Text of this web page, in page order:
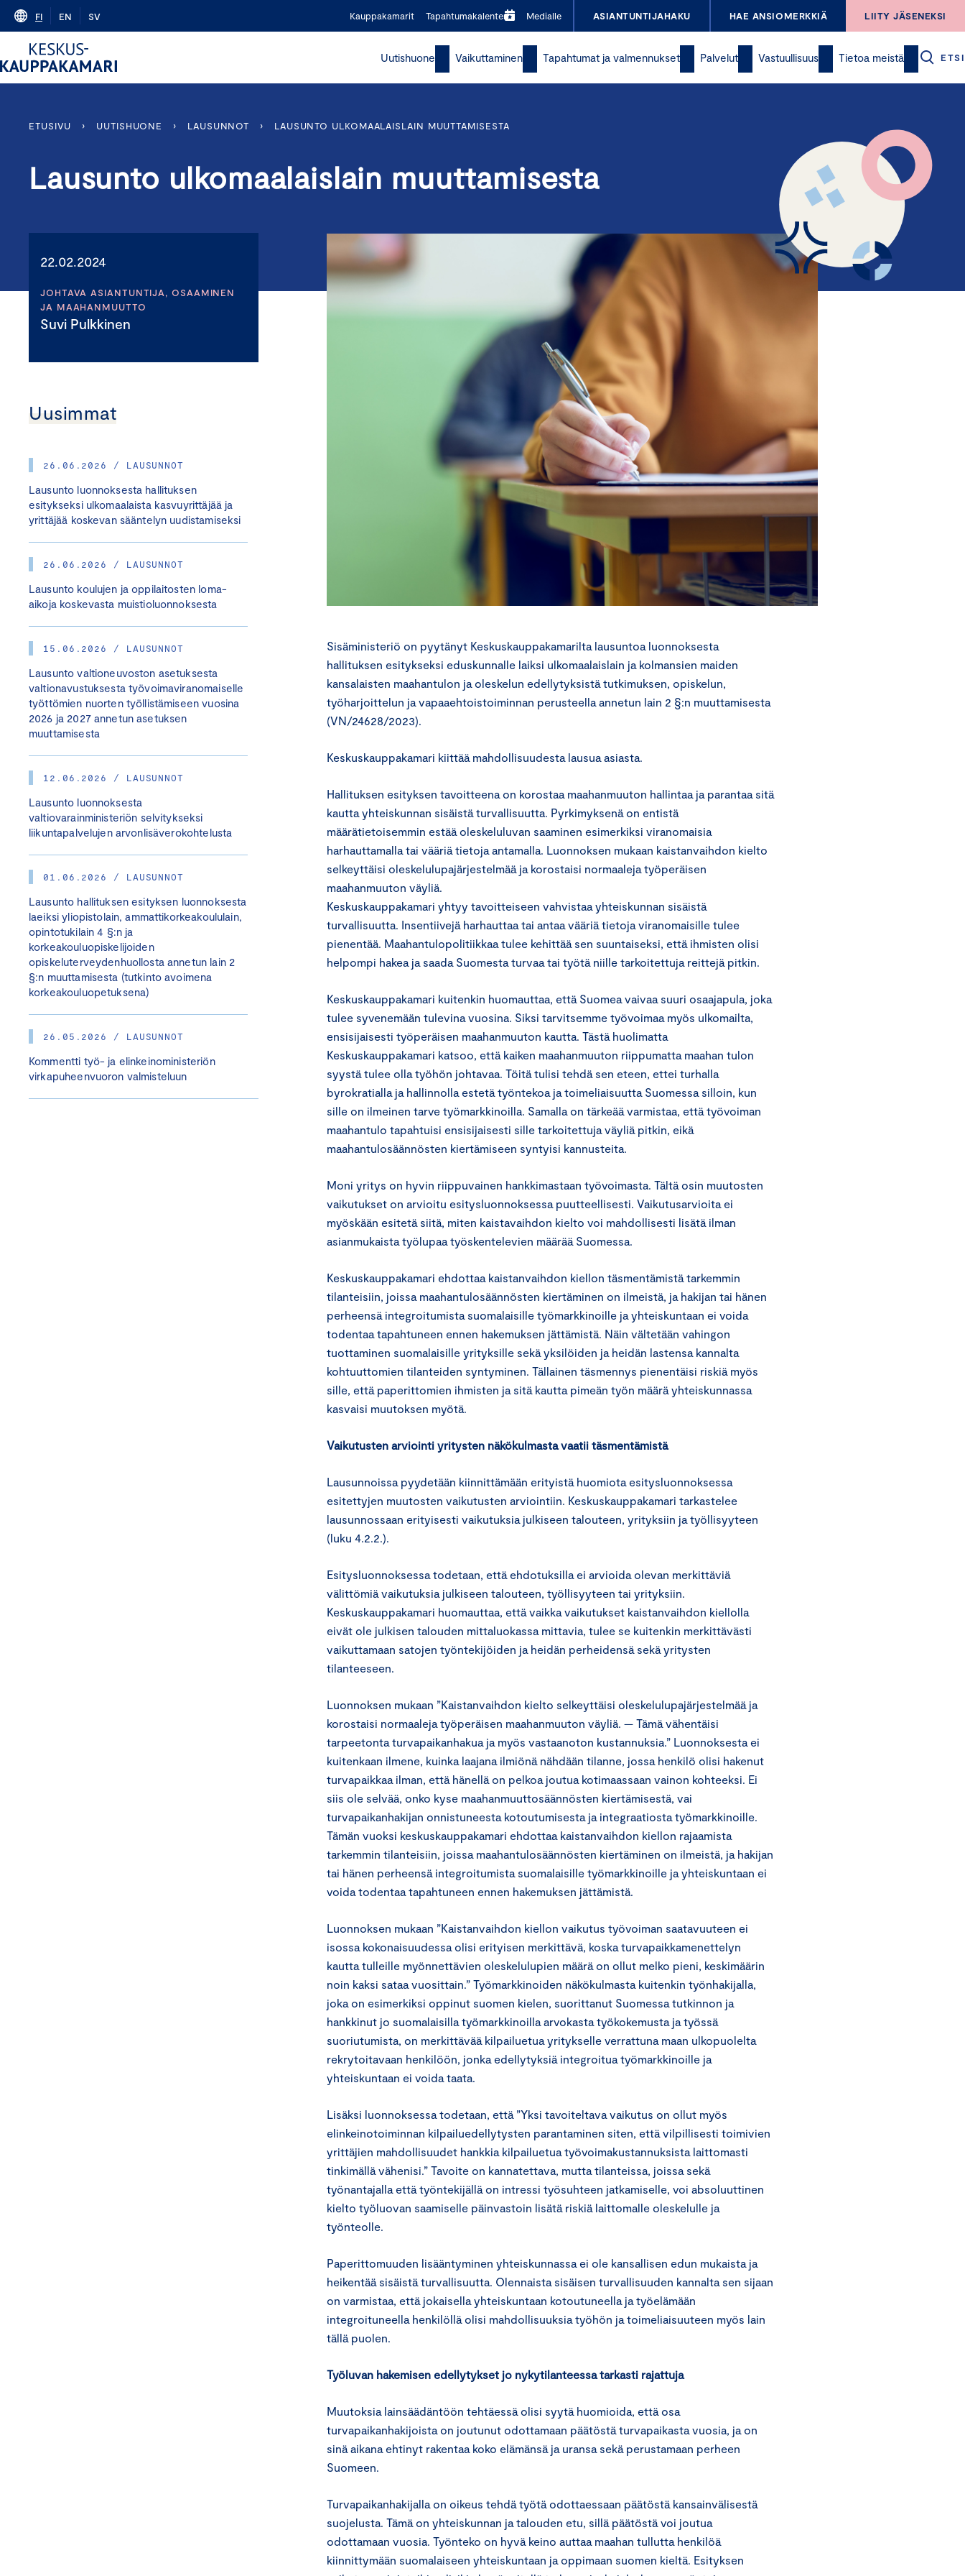
Skip
content
FI EN SV Kauppakamarit Tapahtumakalenteri Medialle ASIANTUNTIJAHAKU HAE ANSIOMERKKIÄ LIITY JÄSENEKSI
Uutishuone Vaikuttaminen Tapahtumat ja valmennukset Palvelut Vastuullisuus Tietoa meistä ETSI
ETUSIVU › UUTISHUONE › LAUSUNNOT › LAUSUNTO ULKOMAALAISLAIN MUUTTAMISESTA
Lausunto ulkomaalaislain muuttamisesta
22.02.2024
JOHTAVA ASIANTUNTIJA, OSAAMINEN
JA MAAHANMUUTTO
Suvi Pulkkinen
Uusimmat
26.06.2026 / LAUSUNNOT
Lausunto luonnoksesta hallituksen
esitykseksi ulkomaalaista kasvuyrittäjää ja
yrittäjää koskevan sääntelyn uudistamiseksi
26.06.2026 / LAUSUNNOT
Lausunto koulujen ja oppilaitosten loma-
aikoja koskevasta muistioluonnoksesta
15.06.2026 / LAUSUNNOT
Lausunto valtioneuvoston asetuksesta
valtionavustuksesta työvoimaviranomaiselle
työttömien nuorten työllistämiseen vuosina
2026 ja 2027 annetun asetuksen
muuttamisesta
12.06.2026 / LAUSUNNOT
Lausunto luonnoksesta
valtiovarainministeriön selvitykseksi
liikuntapalvelujen arvonlisäverokohtelusta
01.06.2026 / LAUSUNNOT
Lausunto hallituksen esityksen luonnoksesta
laeiksi yliopistolain, ammattikorkeakoululain,
opintotukilain 4 §:n ja
korkeakouluopiskelijoiden
opiskeluterveydenhuollosta annetun lain 2
§:n muuttamisesta (tutkinto avoimena
korkeakouluopetuksena)
26.05.2026 / LAUSUNNOT
Kommentti työ- ja elinkeinoministeriön
virkapuheenvuoron valmisteluun
Sisäministeriö on pyytänyt Keskuskauppakamarilta lausuntoa luonnoksesta
hallituksen esitykseksi eduskunnalle laiksi ulkomaalaislain ja kolmansien maiden
kansalaisten maahantulon ja oleskelun edellytyksistä tutkimuksen, opiskelun,
työharjoittelun ja vapaaehtoistoiminnan perusteella annetun lain 2 §:n muuttamisesta
(VN/24628/2023).
Keskuskauppakamari kiittää mahdollisuudesta lausua asiasta.
Hallituksen esityksen tavoitteena on korostaa maahanmuuton hallintaa ja parantaa sitä
kautta yhteiskunnan sisäistä turvallisuutta. Pyrkimyksenä on entistä
määrätietoisemmin estää oleskeluluvan saaminen esimerkiksi viranomaisia
harhauttamalla tai vääriä tietoja antamalla. Luonnoksen mukaan kaistanvaihdon kielto
selkeyttäisi oleskelulupajärjestelmää ja korostaisi normaaleja työperäisen
maahanmuuton väyliä.
Keskuskauppakamari yhtyy tavoitteiseen vahvistaa yhteiskunnan sisäistä
turvallisuutta. Insentiivejä harhauttaa tai antaa vääriä tietoja viranomaisille tulee
pienentää. Maahantulopolitiikkaa tulee kehittää sen suuntaiseksi, että ihmisten olisi
helpompi hakea ja saada Suomesta turvaa tai työtä niille tarkoitettuja reittejä pitkin.
Keskuskauppakamari kuitenkin huomauttaa, että Suomea vaivaa suuri osaajapula, joka
tulee syvenemään tulevina vuosina. Siksi tarvitsemme työvoimaa myös ulkomailta,
ensisijaisesti työperäisen maahanmuuton kautta. Tästä huolimatta
Keskuskauppakamari katsoo, että kaiken maahanmuuton riippumatta maahan tulon
syystä tulee olla työhön johtavaa. Töitä tulisi tehdä sen eteen, ettei turhalla
byrokratialla ja hallinnolla estetä työntekoa ja toimeliaisuutta Suomessa silloin, kun
sille on ilmeinen tarve työmarkkinoilla. Samalla on tärkeää varmistaa, että työvoiman
maahantulo tapahtuisi ensisijaisesti sille tarkoitettuja väyliä pitkin, eikä
maahantulosäännösten kiertämiseen syntyisi kannusteita.
Moni yritys on hyvin riippuvainen hankkimastaan työvoimasta. Tältä osin muutosten
vaikutukset on arvioitu esitysluonnoksessa puutteellisesti. Vaikutusarvioita ei
myöskään esitetä siitä, miten kaistavaihdon kielto voi mahdollisesti lisätä ilman
asianmukaista työlupaa työskentelevien määrää Suomessa.
Keskuskauppakamari ehdottaa kaistanvaihdon kiellon täsmentämistä tarkemmin
tilanteisiin, joissa maahantulosäännösten kiertäminen on ilmeistä, ja hakijan tai hänen
perheensä integroitumista suomalaisille työmarkkinoille ja yhteiskuntaan ei voida
todentaa tapahtuneen ennen hakemuksen jättämistä. Näin vältetään vahingon
tuottaminen suomalaisille yrityksille sekä yksilöiden ja heidän lastensa kannalta
kohtuuttomien tilanteiden syntyminen. Tällainen täsmennys pienentäisi riskiä myös
sille, että paperittomien ihmisten ja sitä kautta pimeän työn määrä yhteiskunnassa
kasvaisi muutoksen myötä.
Vaikutusten arviointi yritysten näkökulmasta vaatii täsmentämistä
Lausunnoissa pyydetään kiinnittämään erityistä huomiota esitysluonnoksessa
esitettyjen muutosten vaikutusten arviointiin. Keskuskauppakamari tarkastelee
lausunnossaan erityisesti vaikutuksia julkiseen talouteen, yrityksiin ja työllisyyteen
(luku 4.2.2.).
Esitysluonnoksessa todetaan, että ehdotuksilla ei arvioida olevan merkittäviä
välittömiä vaikutuksia julkiseen talouteen, työllisyyteen tai yrityksiin.
Keskuskauppakamari huomauttaa, että vaikka vaikutukset kaistanvaihdon kiellolla
eivät ole julkisen talouden mittaluokassa mittavia, tulee se kuitenkin merkittävästi
vaikuttamaan satojen työntekijöiden ja heidän perheidensä sekä yritysten
tilanteeseen.
Luonnoksen mukaan ”Kaistanvaihdon kielto selkeyttäisi oleskelulupajärjestelmää ja
korostaisi normaaleja työperäisen maahanmuuton väyliä. — Tämä vähentäisi
tarpeetonta turvapaikanhakua ja myös vastaanoton kustannuksia.” Luonnoksesta ei
kuitenkaan ilmene, kuinka laajana ilmiönä nähdään tilanne, jossa henkilö olisi hakenut
turvapaikkaa ilman, että hänellä on pelkoa joutua kotimaassaan vainon kohteeksi. Ei
siis ole selvää, onko kyse maahanmuuttosäännösten kiertämisestä, vai
turvapaikanhakijan onnistuneesta kotoutumisesta ja integraatiosta työmarkkinoille.
Tämän vuoksi keskuskauppakamari ehdottaa kaistanvaihdon kiellon rajaamista
tarkemmin tilanteisiin, joissa maahantulosäännösten kiertäminen on ilmeistä, ja hakijan
tai hänen perheensä integroitumista suomalaisille työmarkkinoille ja yhteiskuntaan ei
voida todentaa tapahtuneen ennen hakemuksen jättämistä.
Luonnoksen mukaan ”Kaistanvaihdon kiellon vaikutus työvoiman saatavuuteen ei
isossa kokonaisuudessa olisi erityisen merkittävä, koska turvapaikkamenettelyn
kautta tulleille myönnettävien oleskelulupien määrä on ollut melko pieni, keskimäärin
noin kaksi sataa vuosittain.” Työmarkkinoiden näkökulmasta kuitenkin työnhakijalla,
joka on esimerkiksi oppinut suomen kielen, suorittanut Suomessa tutkinnon ja
hankkinut jo suomalaisilla työmarkkinoilla arvokasta työkokemusta ja työssä
suoriutumista, on merkittävää kilpailuetua yritykselle verrattuna maan ulkopuolelta
rekrytoitavaan henkilöön, jonka edellytyksiä integroitua työmarkkinoille ja
yhteiskuntaan ei voida taata.
Lisäksi luonnoksessa todetaan, että ”Yksi tavoiteltava vaikutus on ollut myös
elinkeinotoiminnan kilpailuedellytysten parantaminen siten, että vilpillisesti toimivien
yrittäjien mahdollisuudet hankkia kilpailuetua työvoimakustannuksista laittomasti
tinkimällä vähenisi.” Tavoite on kannatettava, mutta tilanteissa, joissa sekä
työnantajalla että työntekijällä on intressi työsuhteen jatkamiselle, voi absoluuttinen
kielto työluovan saamiselle päinvastoin lisätä riskiä laittomalle oleskelulle ja
työnteolle.
Paperittomuuden lisääntyminen yhteiskunnassa ei ole kansallisen edun mukaista ja
heikentää sisäistä turvallisuutta. Olennaista sisäisen turvallisuuden kannalta sen sijaan
on varmistaa, että jokaisella yhteiskuntaan kotoutuneella ja työelämään
integroituneella henkilöllä olisi mahdollisuuksia työhön ja toimeliaisuuteen myös lain
tällä puolen.
Työluvan hakemisen edellytykset jo nykytilanteessa tarkasti rajattuja
Muutoksia lainsäädäntöön tehtäessä olisi syytä huomioida, että osa
turvapaikanhakijoista on joutunut odottamaan päätöstä turvapaikasta vuosia, ja on
sinä aikana ehtinyt rakentaa koko elämänsä ja uransa sekä perustamaan perheen
Suomeen.
Turvapaikanhakijalla on oikeus tehdä työtä odottaessaan päätöstä kansainvälisestä
suojelusta. Tämä on yhteiskunnan ja talouden etu, sillä päätöstä voi joutua
odottamaan vuosia. Työnteko on hyvä keino auttaa maahan tullutta henkilöä
kiinnittymään suomalaiseen yhteiskuntaan ja oppimaan suomen kieltä. Esityksen